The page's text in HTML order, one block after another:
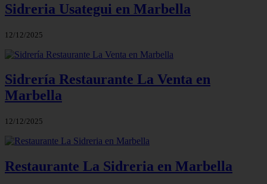
Sidreria Usategui en Marbella
12/12/2025
Sidrería Restaurante La Venta en
Marbella
12/12/2025
Restaurante La Sidreria en Marbella